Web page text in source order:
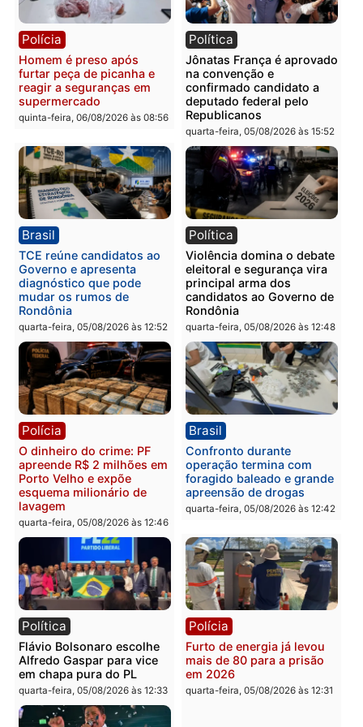
Polícia
tórax durante briga com
vizinho no bairro Ulysses
Guimarães
quinta-feira, 06/08/2026 às 09:24
Polícia
Três suspeitos ligados a
facção criminosa são
presos por receptação e
adulteração de veículos
em Porto Velho
quinta-feira, 06/08/2026 às
Polícia
Homem é preso com
drogas durante ação da
PM no Castanheira
quinta-feira, 06/08/2026 às 09:02
Polícia
Polícia Civil prende dois
homens por tortura,
tráfico e posse de arma
Itapuã
quinta-feira, 06/08/2026 às
Polícia
Homem é preso após
furtar peça de picanha e
reagir a seguranças em
supermercado
quinta-feira, 06/08/2026 às 08:56
Jônatas França é
na convenção e
confirmado candidato a
deputado federal pelo
Republicanos
quarta-feira, 05/08/2026 às